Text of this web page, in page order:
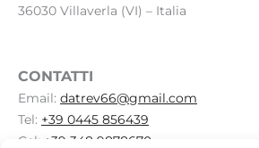
36030 Villaverla (VI) – Italia
CONTATTI
Email: datrev66@gmail.com
Tel: +39 0445 856439
Cel: +39 348 9878670